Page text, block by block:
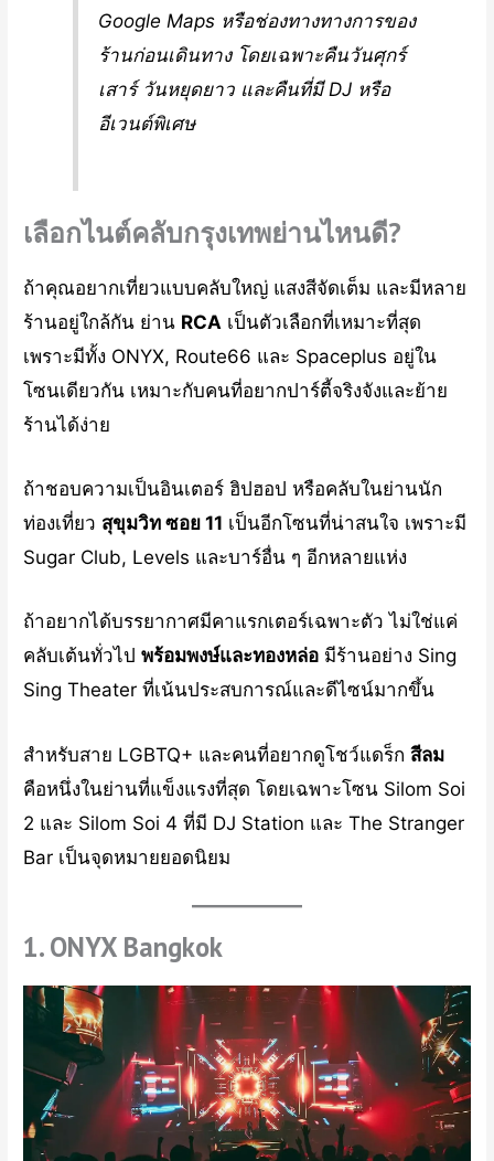
Google Maps หรือช่องทางทางการของ
ร้านก่อนเดินทาง โดยเฉพาะคืนวันศุกร์
เสาร์ วันหยุดยาว และคืนที่มี DJ หรือ
อีเวนต์พิเศษ
เลือกไนต์คลับกรุงเทพย่านไหนดี?
ถ้าคุณอยากเที่ยวแบบคลับใหญ่ แสงสีจัดเต็ม และมีหลาย
ร้านอยู่ใกล้กัน ย่าน RCA เป็นตัวเลือกที่เหมาะที่สุด
เพราะมีทั้ง ONYX, Route66 และ Spaceplus อยู่ใน
โซนเดียวกัน เหมาะกับคนที่อยากปาร์ตี้จริงจังและย้าย
ร้านได้ง่าย
ถ้าชอบความเป็นอินเตอร์ ฮิปฮอป หรือคลับในย่านนัก
ท่องเที่ยว สุขุมวิท ซอย 11 เป็นอีกโซนที่น่าสนใจ เพราะมี
Sugar Club, Levels และบาร์อื่น ๆ อีกหลายแห่ง
ถ้าอยากได้บรรยากาศมีคาแรกเตอร์เฉพาะตัว ไม่ใช่แค่
คลับเต้นทั่วไปพร้อมพงษ์และทองหล่อ มีร้านอย่าง Sing
Sing Theater ที่เน้นประสบการณ์และดีไซน์มากขึ้น
สำหรับสาย LGBTQ+ และคนที่อยากดูโชว์แดร็กสีลม
คือหนึ่งในย่านที่แข็งแรงที่สุด โดยเฉพาะโซน Silom Soi
2 และ Silom Soi 4 ที่มี DJ Station และ The Stranger
Bar เป็นจุดหมายยอดนิยม
1. ONYX Bangkok